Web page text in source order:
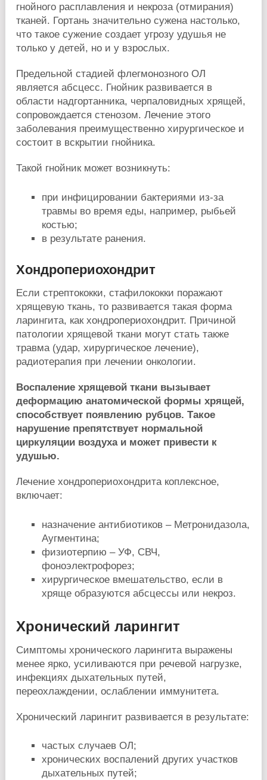
гнойного расплавления и некроза (отмирания)
тканей. Гортань значительно сужена настолько,
что такое сужение создает угрозу удушья не
только у детей, но и у взрослых.
Предельной стадией флегмонозного ОЛ
является абсцесс. Гнойник развивается в
области надгортанника, черпаловидных хрящей,
сопровождается стенозом. Лечение этого
заболевания преимущественно хирургическое и
состоит в вскрытии гнойника.
Такой гнойник может возникнуть:
при инфицировании бактериями из-за
травмы во время еды, например, рыбьей
костью;
в результате ранения.
Хондропериохондрит
Если стрептококки, стафилококки поражают
хрящевую ткань, то развивается такая форма
ларингита, как хондропериохондрит. Причиной
патологии хрящевой ткани могут стать также
травма (удар, хирургическое лечение),
радиотерапия при лечении онкологии.
Воспаление хрящевой ткани вызывает
деформацию анатомической формы хрящей,
способствует появлению рубцов. Такое
нарушение препятствует нормальной
циркуляции воздуха и может привести к
удушью.
Лечение хондропериохондрита коплексное,
включает:
назначение антибиотиков – Метронидазола,
Аугментина;
физиотерпию – УФ, СВЧ,
фоноэлектрофорез;
хирургическое вмешательство, если в
хряще образуются абсцессы или некроз.
Хронический ларингит
Симптомы хронического ларингита выражены
менее ярко, усиливаются при речевой нагрузке,
инфекциях дыхательных путей,
переохлаждении, ослаблении иммунитета.
Хронический ларингит развивается в результате:
частых случаев ОЛ;
хронических воспалений других участков
дыхательных путей;